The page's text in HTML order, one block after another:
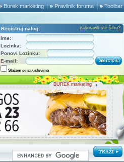
Toolbar
Pravilnik foruma
Burek marketing
Registruj nalog: zaboravili ste šifru?
Ime:
Lozinka:
Ponovi Lozinku:
E-mail:
Slažem se sa uslovima
BUREK marketing